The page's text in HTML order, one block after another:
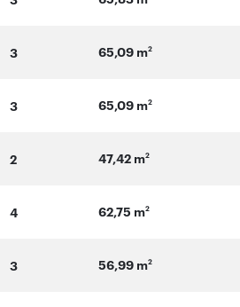
3 65,09 m2
3 65,09 m2
2 47,42 m2
4 62,75 m2
3 56,99 m2